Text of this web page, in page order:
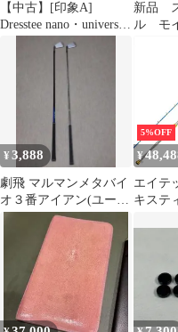
【中古】[印象A]
Dresstee nano・universe
re formal ドレスティー
ーマル Tシャツ レディ
杢黒 綿100% コットン
100% 無地 半袖
新品
ル モ
ク シ
／カラ
¥3,888
劇飛 マルマンメタバイ
オ３番アイアン(ユーテ
ィリティ用スチールシ
ャフト装着)１本
5%OFF
¥
エイテ
キステ